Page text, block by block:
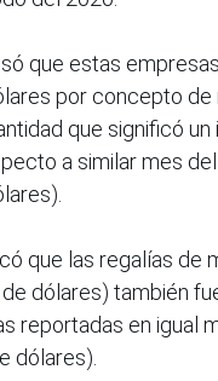
que estas
por concepto de
que significó
a similar mes
que las regalías de
dólares) también
reportadas en igual
dólares).